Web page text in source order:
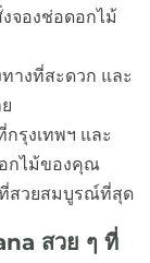
จองช่อดอกไม้
างที่สะดวก และ
รุงเทพฯ และ
กไม้ของคุณ
สวยสมบูรณ์ที่สุด
สวย ๆ ที่